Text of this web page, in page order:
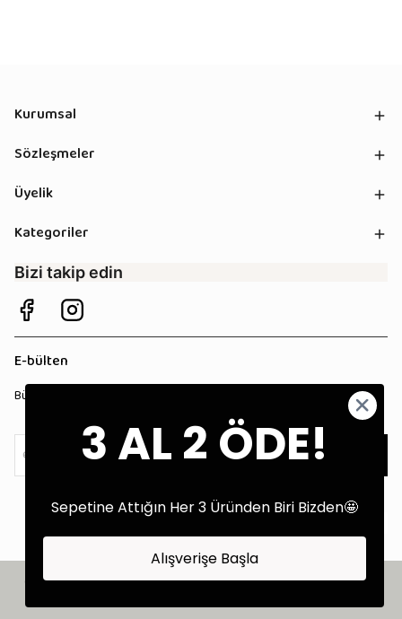
Kurumsal
Sözleşmeler
Üyelik
Kategoriler
Bizi takip edin
E-bülten
Bültenimize kaydolun, tüm kampanyalardan anında haberdar olun!
©2025 Tüm Hakları Saklıdır - Tekstil Performans Pazarlama Ajansı:
Kokopatik
3 AL 2 ÖDE!
Sepetine Attığın Her 3 Üründen Biri Bizden🤩
Alışverişe Başla